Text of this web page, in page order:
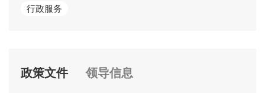
行政服务
政策文件 领导信息